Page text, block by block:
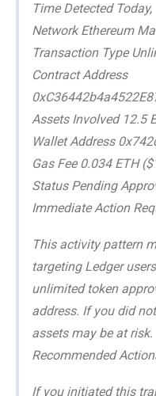
Time Detected
Network Ethereum
Transaction Type
Contract Address
Assets Involved 12.5
Wallet Address
Gas Fee 0.034 ETH
Status Pending
Immediate Action
This activity pattern
targeting Ledger
unlimited token
address. If you did
assets may be at risk.
Recommended
If you initiated this